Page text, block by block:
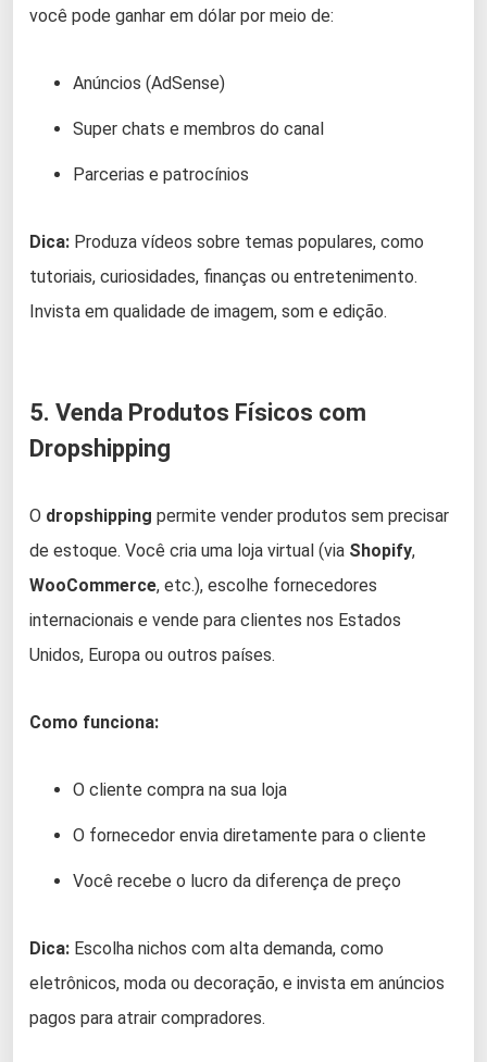
você pode ganhar em dólar por meio de:
Anúncios (AdSense)
Super chats e membros do canal
Parcerias e patrocínios
Dica: Produza vídeos sobre temas populares, como
tutoriais, curiosidades, finanças ou entretenimento.
Invista em qualidade de imagem, som e edição.
5. Venda Produtos Físicos com
Dropshipping
O dropshipping permite vender produtos sem precisar
de estoque. Você cria uma loja virtual (via Shopify,
WooCommerce, etc.), escolhe fornecedores
internacionais e vende para clientes nos Estados
Unidos, Europa ou outros países.
Como funciona:
O cliente compra na sua loja
O fornecedor envia diretamente para o cliente
Você recebe o lucro da diferença de preço
Dica: Escolha nichos com alta demanda, como
eletrônicos, moda ou decoração, e invista em anúncios
pagos para atrair compradores.